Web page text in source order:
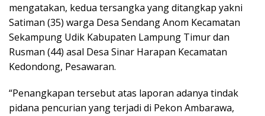
mengatakan, kedua tersangka yang ditangkap yakni
Satiman (35) warga Desa Sendang Anom Kecamatan
Sekampung Udik Kabupaten Lampung Timur dan
Rusman (44) asal Desa Sinar Harapan Kecamatan
Kedondong, Pesawaran.
“Penangkapan tersebut atas laporan adanya tindak
pidana pencurian yang terjadi di Pekon Ambarawa,